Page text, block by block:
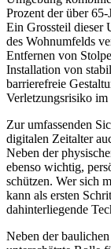
Prozent der über
Ein Grossteil dieser
des Wohnumfelds
Entfernen von
Installation von
barrierefreie
Verletzungsrisiko
Zur umfassenden
digitalen Zeitalter
Neben der
ebenso wichtig,
schützen. Wer sich
kann als ersten
dahinterliegende
Neben der